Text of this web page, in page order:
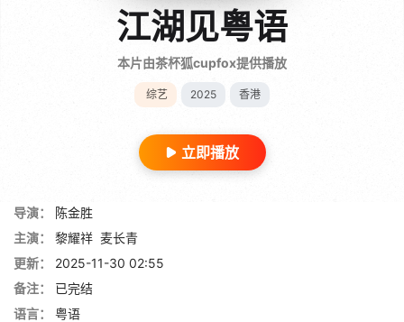
江湖见粤语
本片由茶杯狐cupfox提供播放
综艺 2025 香港
立即播放
导演：
陈金胜
主演：
黎耀祥 麦长青
更新：
2025-11-30 02:55
备注：
已完结
语言：
粤语